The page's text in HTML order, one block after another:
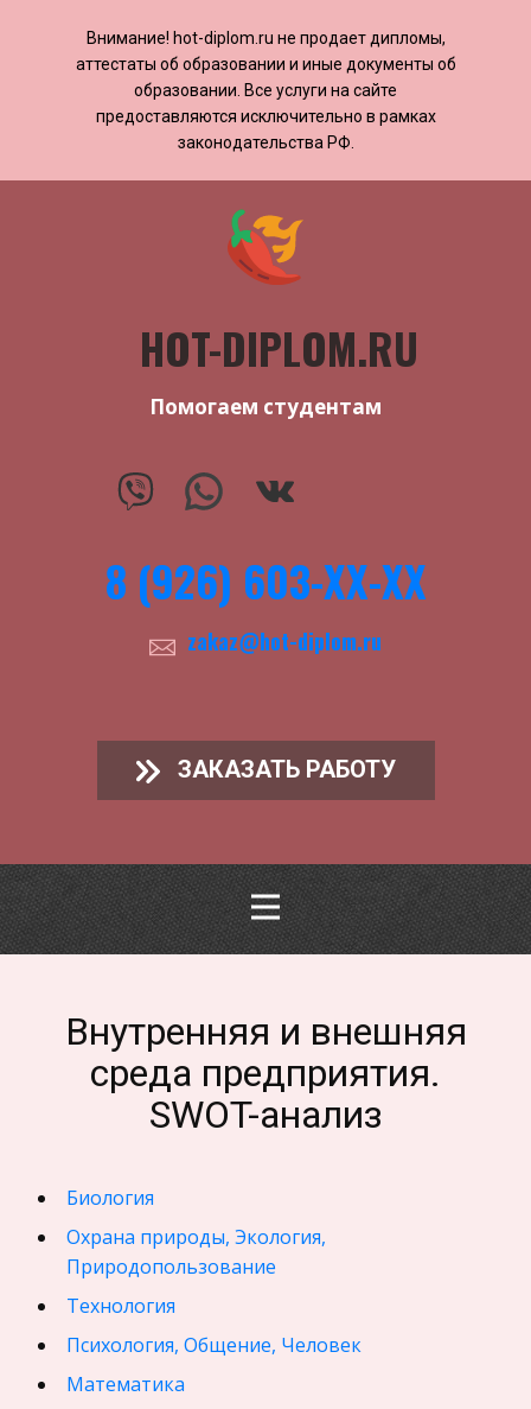
Внимание! ​​​​hot-diplom.ru не продает дипломы,
аттестаты об образовании и иные документы об
образовании. Все услуги на сайте
предоставляются исключительно в рамках
законодательства РФ.
HOT-DIPLOM.RU
Помогаем студентам
8 (926) 603-ХХ-ХХ
zakaz@hot-diplom.ru
ЗАКАЗАТЬ РАБОТУ
Внутренняя и внешняя
среда предприятия.
SWOT-анализ
Биология
Охрана природы, Экология,
Природопользование
Технология
Психология, Общение, Человек
Математика